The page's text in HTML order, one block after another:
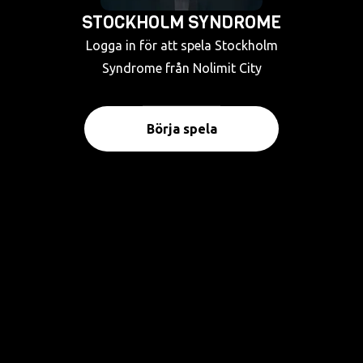
STOCKHOLM SYNDROME
Logga in för att spela Stockholm
Syndrome från Nolimit City
Börja spela